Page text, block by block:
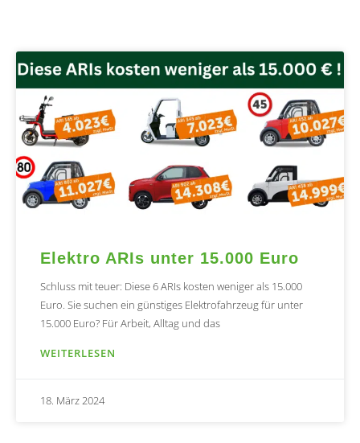
Elektro ARIs unter 15.000 Euro
Schluss mit teuer: Diese 6 ARIs kosten weniger als 15.000
Euro. Sie suchen ein günstiges Elektrofahrzeug für unter
15.000 Euro? Für Arbeit, Alltag und das
WEITERLESEN
18. März 2024